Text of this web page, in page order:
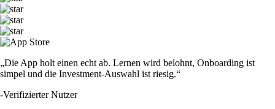
„Die App holt einen echt ab. Lernen wird belohnt, Onboarding ist
simpel und die Investment-Auswahl ist riesig.“
-Verifizierter Nutzer